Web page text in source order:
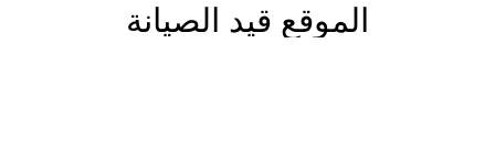
الموقع قيد الصيانة